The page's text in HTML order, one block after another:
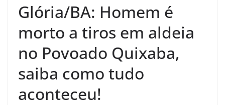
Glória/BA: Homem é
morto a tiros em aldeia
no Povoado Quixaba,
saiba como tudo
aconteceu!